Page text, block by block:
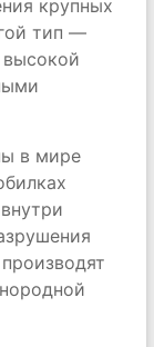
крупных
тип —
высокой
в мире